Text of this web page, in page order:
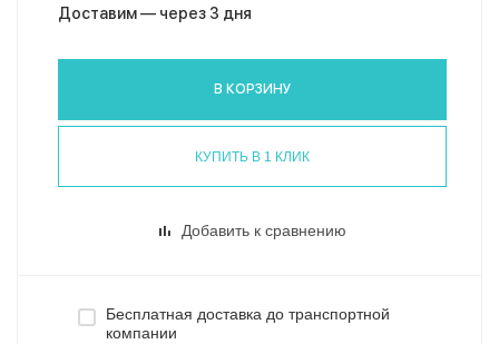
Доставим — через 3 дня
В КОРЗИНУ
КУПИТЬ В 1 КЛИК
Добавить к сравнению
Бесплатная доставка до транспортной
компании